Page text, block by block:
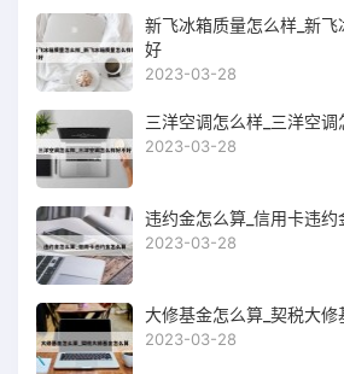
新飞冰箱质量怎么样_新
好
2023-03-28
三洋空调怎么样_三洋空
2023-03-28
违约金怎么算_信用卡违约
2023-03-28
大修基金怎么算_契税大修
2023-03-28